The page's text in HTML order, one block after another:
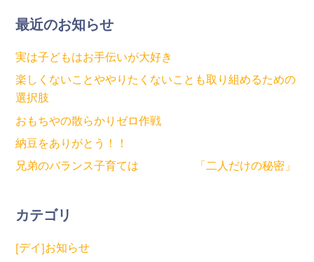
最近のお知らせ
実は子どもはお手伝いが大好き
楽しくないことややりたくないことも取り組めるための
選択肢
おもちやの散らかりゼロ作戦
納豆をありがとう！！
兄弟のバランス子育ては 「二人だけの秘密」
カテゴリ
[デイ]お知らせ